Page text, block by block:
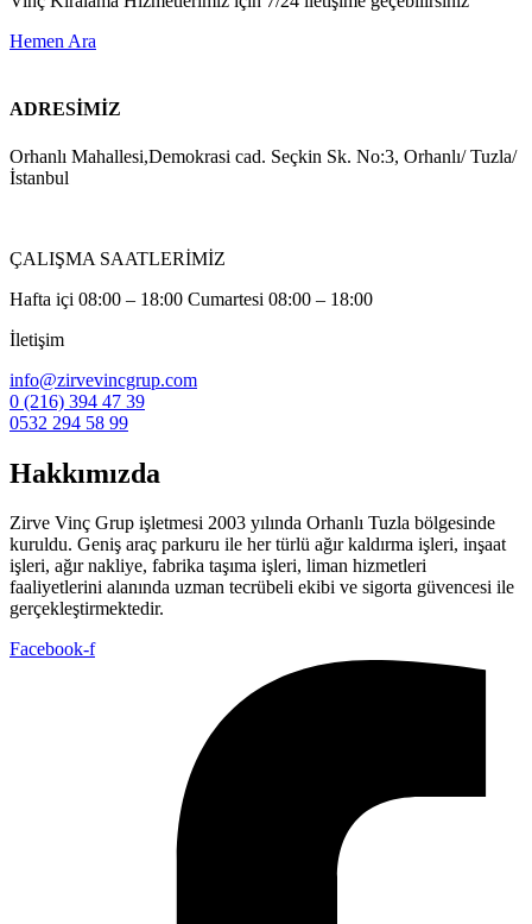
Hemen Ara
ADRESİMİZ
Orhanlı Mahallesi,Demokrasi cad. Seçkin Sk. No:3, Orhanlı/ Tuzla/
İstanbul
ÇALIŞMA SAATLERİMİZ
Hafta içi 08:00 – 18:00 Cumartesi 08:00 – 18:00
İletişim
info@zirvevincgrup.com
0 (216) 394 47 39
0532 294 58 99
Hakkımızda
Zirve Vinç Grup işletmesi 2003 yılında Orhanlı Tuzla bölgesinde
kuruldu. Geniş araç parkuru ile her türlü ağır kaldırma işleri, inşaat
işleri, ağır nakliye, fabrika taşıma işleri, liman hizmetleri
faaliyetlerini alanında uzman tecrübeli ekibi ve sigorta güvencesi ile
gerçekleştirmektedir.
Facebook-f